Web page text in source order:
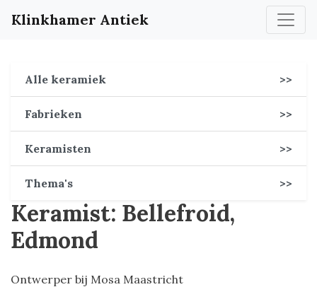
Klinkhamer Antiek
Alle keramiek >>
Fabrieken >>
Keramisten >>
Thema's >>
Keramist: Bellefroid,
Edmond
Ontwerper bij Mosa Maastricht